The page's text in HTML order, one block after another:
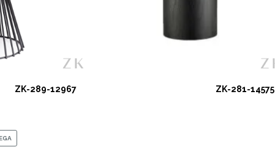
ZK-289-12967 ZK-281-14575